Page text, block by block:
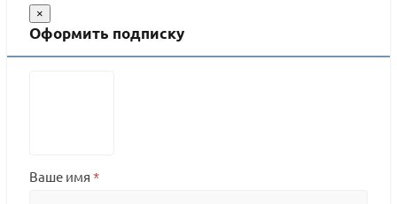
×
Оформить подписку
Ваше имя *